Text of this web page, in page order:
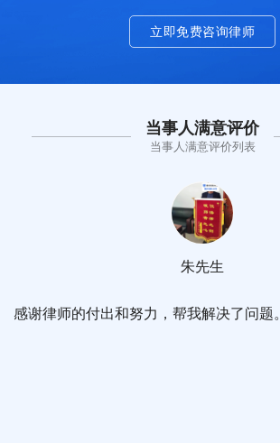
立即免费咨询律师
当事人满意评价
当事人满意评价列表
感谢律师的付出和努力，帮我解决了问题。
朱先生